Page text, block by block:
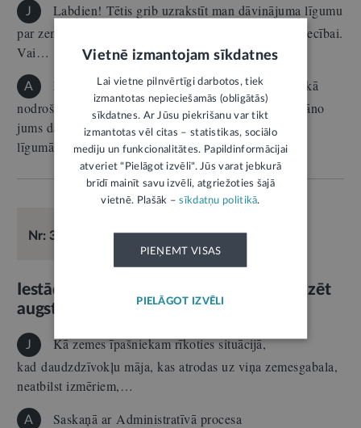
J
Labdien! Tētis grib uzrakstīt man dāvinājuma līgumu
par zemi. Taču viņš šo zemi iznomā zemnieku saimniecībai.
Vai…
A
Minētajā situācijā ir iespējami dažādi varianti, kā
nodrošināt iespēju tēvam izmantot zemi, kuru viņš plāno
jums dāvināt. Piemēram, dāvinājuma
līgumā var paredzēt uzlikumu par…
Nr: 38806
Atbild:Zaida Kalniņa
Iestādes faktisko bezdarbību var pārsūdzēt
augstākai vadībai
J
Kā zemes īpašniekam rīkoties situācijā,
kad daudzdzīvokļu māja, kas atrodas uz viņa zemesgabala,
neatbilst izmēriem,…
A
Saskaņā ar Administratīvā procesa
Vietnē izmantojam sīkdatnes
Lai vietne pilnvērtīgi darbotos, tiek
izmantotas nepieciešamās (obligātās)
sīkdatnes. Ar Jūsu piekrišanu var tikt
izmantotas vēl citas – statistikas, sociālo
mediju un funkcionalitātes. Papildinformācijai
atveriet "Pielāgot izvēli". Jūs varat jebkurā
brīdī mainīt savu izvēli, atgriežoties šajā
vietnē. Plašāk –sīkdatņu politikā.
PIEŅEMT VISAS
PIELĀGOT IZVĒLI